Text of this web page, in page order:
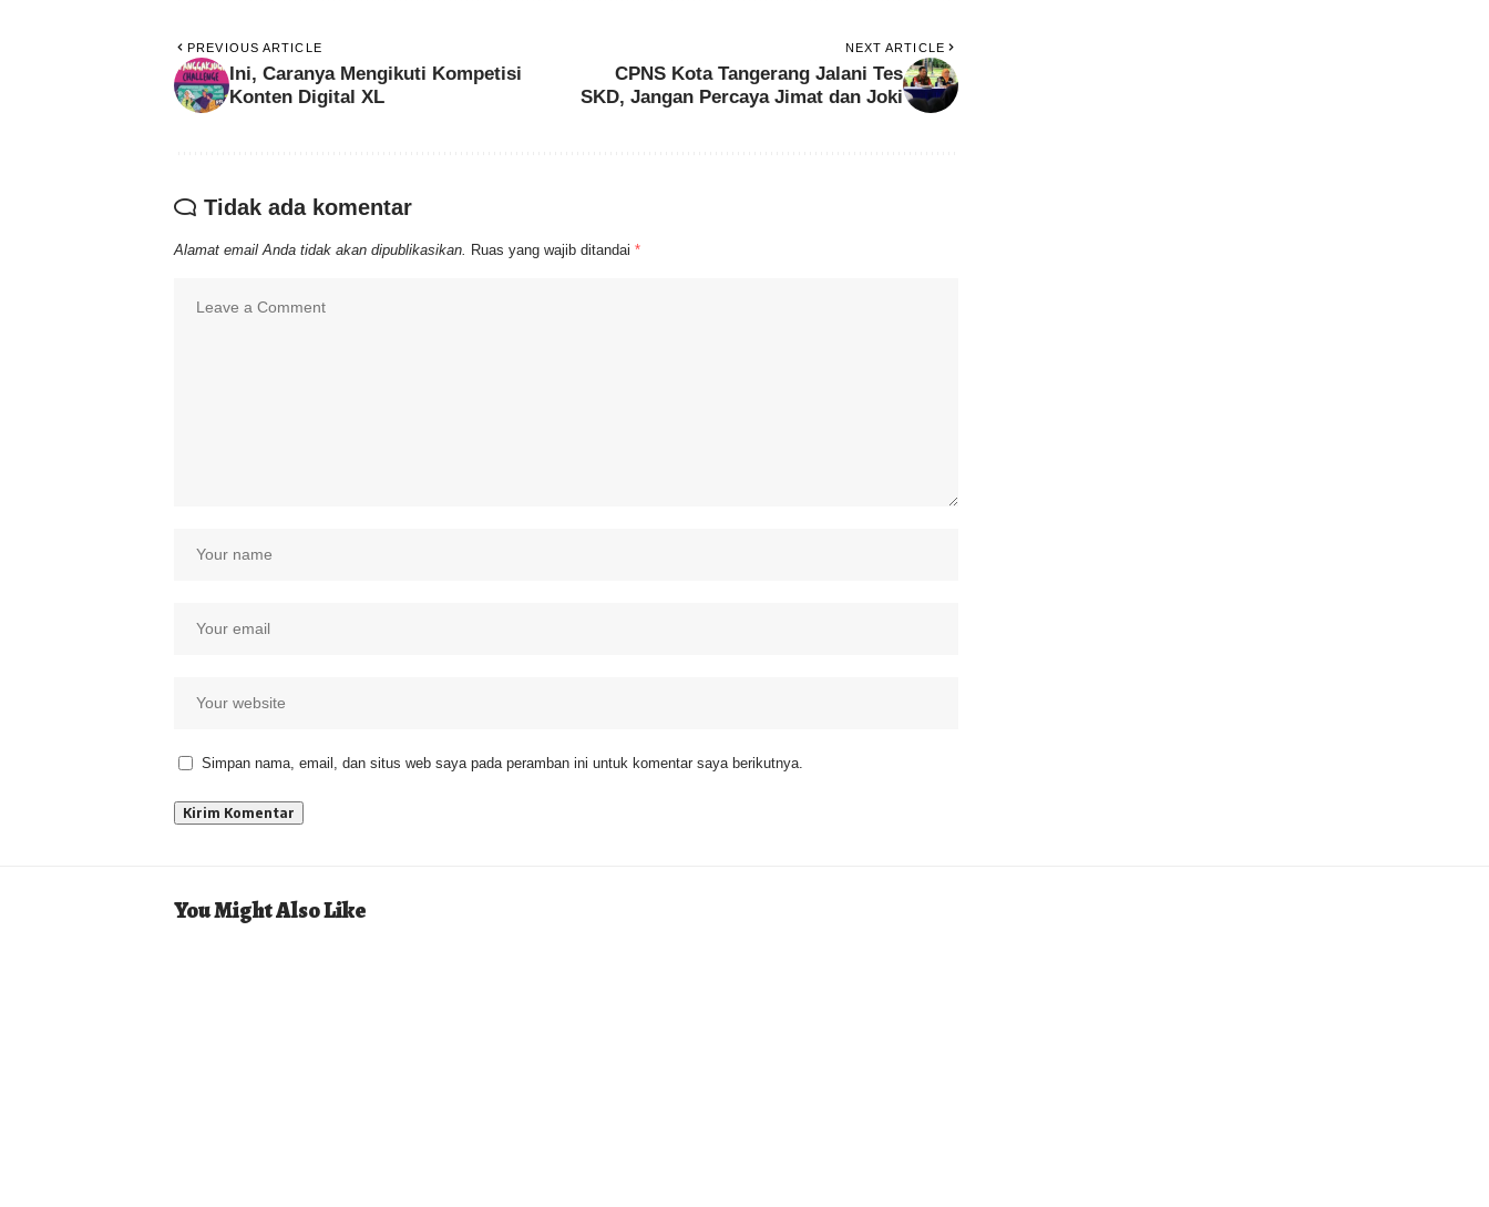
PREVIOUS ARTICLE
Ini, Caranya Mengikuti Kompetisi
Konten Digital XL
NEXT ARTICLE
CPNS Kota Tangerang Jalani Tes
SKD, Jangan Percaya Jimat dan Joki
Tidak ada komentar
Alamat email Anda tidak akan dipublikasikan. Ruas yang wajib ditandai *
Simpan nama, email, dan situs web saya pada peramban ini untuk komentar saya berikutnya.
You Might Also Like